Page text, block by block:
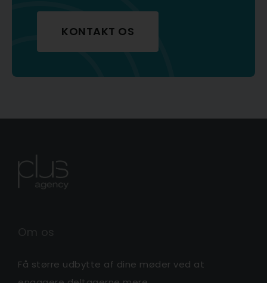
KONTAKT OS
Om os
Få større udbytte af dine møder ved at